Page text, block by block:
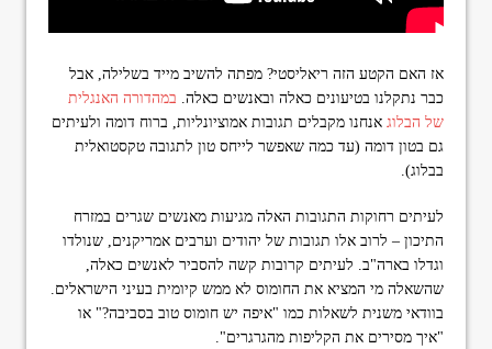
אז האם הקטע הזה ריאליסטי? מפתה להשיב מייד בשלילה, אבל
כבר נתקלנו בטיעונים כאלה ובאנשים כאלה. במהדורה האנגלית
של הבלוג אנחנו מקבלים תגובות אמוציונליות, ברוח דומה ולעיתים
גם בטון דומה (עד כמה שאפשר לייחס טון לתגובה טקסטואלית
בבלוג).
לעיתים רחוקות התגובות האלה מגיעות מאנשים שגרים במזרח
התיכון – לרוב אלו תגובות של יהודים וערבים אמריקנים, שנולדו
וגדלו בארה"ב. לעיתים קרובות קשה להסביר לאנשים כאלה,
שהשאלה מי המציא את החומוס לא ממש קיומית בעיני הישראלים.
בוודאי משנית לשאלות כמו "איפה יש חומוס טוב בסביבה?" או
"איך מסירים את הקליפות מהגרגרים".